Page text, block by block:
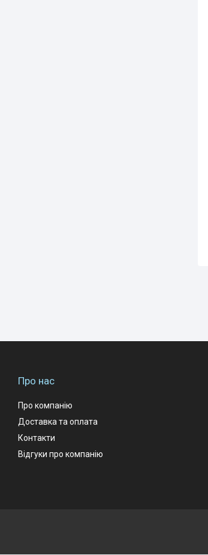
Про нас
Про компанію
Доставка та оплата
Контакти
Відгуки про компанію